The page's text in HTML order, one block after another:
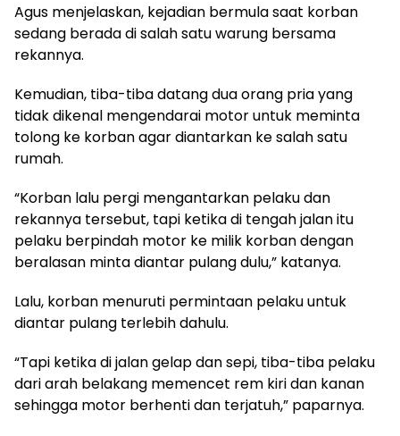
Agus menjelaskan, kejadian bermula saat korban
sedang berada di salah satu warung bersama
rekannya.
Kemudian, tiba-tiba datang dua orang pria yang
tidak dikenal mengendarai motor untuk meminta
tolong ke korban agar diantarkan ke salah satu
rumah.
“Korban lalu pergi mengantarkan pelaku dan
rekannya tersebut, tapi ketika di tengah jalan itu
pelaku berpindah motor ke milik korban dengan
beralasan minta diantar pulang dulu,” katanya.
Lalu, korban menuruti permintaan pelaku untuk
diantar pulang terlebih dahulu.
“Tapi ketika di jalan gelap dan sepi, tiba-tiba pelaku
dari arah belakang memencet rem kiri dan kanan
sehingga motor berhenti dan terjatuh,” paparnya.